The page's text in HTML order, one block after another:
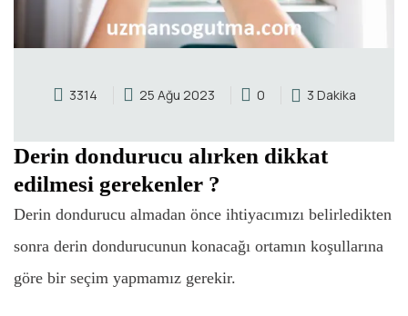
3314 25 Ağu 2023 0 3 Dakika
Derin dondurucu alırken dikkat
edilmesi gerekenler ?
Derin dondurucu almadan önce ihtiyacımızı belirledikten
sonra derin dondurucunun konacağı ortamın koşullarına
göre bir seçim yapmamız gerekir.